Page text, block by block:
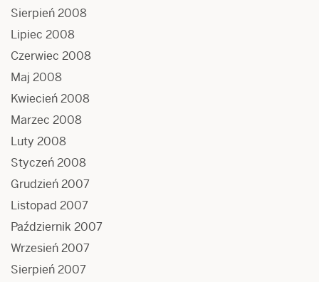
Sierpień 2008
Lipiec 2008
Czerwiec 2008
Maj 2008
Kwiecień 2008
Marzec 2008
Luty 2008
Styczeń 2008
Grudzień 2007
Listopad 2007
Październik 2007
Wrzesień 2007
Sierpień 2007